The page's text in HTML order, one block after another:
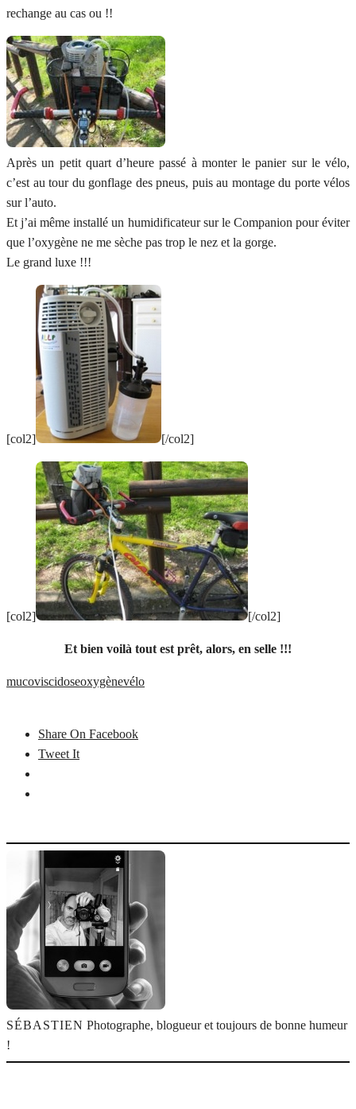
rechange au cas ou !!
Après un petit quart d’heure passé à monter le panier sur le vélo,
c’est au tour du gonflage des pneus, puis au montage du porte vélos
sur l’auto.
Et j’ai même installé un humidificateur sur le Companion pour éviter
que l’oxygène ne me sèche pas trop le nez et la gorge.
Le grand luxe !!!
[col2] [/col2]
[col2] [/col2]
Et bien voilà tout est prêt, alors, en selle !!!
mucoviscidoseoxygènevélo
Share On Facebook
Tweet It
SÉBASTIEN Photographe, blogueur et toujours de bonne humeur
!